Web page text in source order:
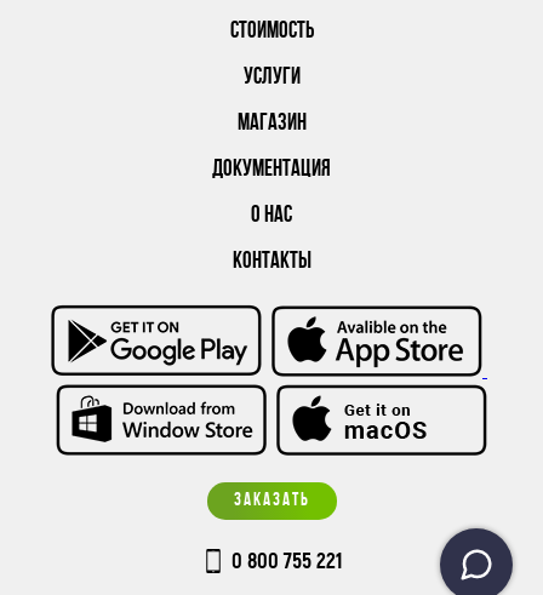
СТОИМОСТЬ
УСЛУГИ
МАГАЗИН
ДОКУМЕНТАЦИЯ
О НАС
КОНТАКТЫ
ЗАКАЗАТЬ
0 800 755 221